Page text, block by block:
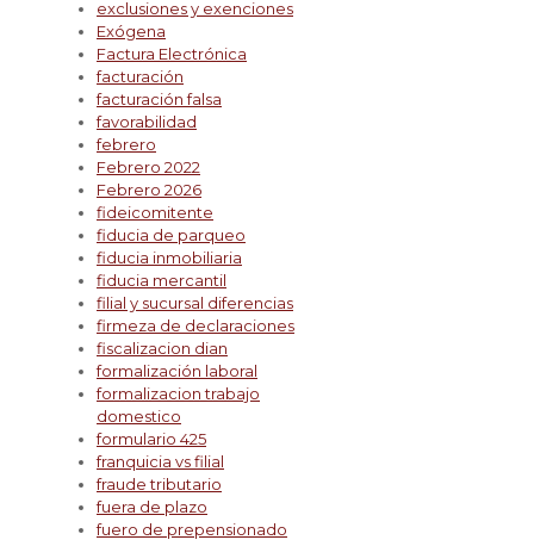
exclusiones y exenciones
Exógena
Factura Electrónica
facturación
facturación falsa
favorabilidad
febrero
Febrero 2022
Febrero 2026
fideicomitente
fiducia de parqueo
fiducia inmobiliaria
fiducia mercantil
filial y sucursal diferencias
firmeza de declaraciones
fiscalizacion dian
formalización laboral
formalizacion trabajo
domestico
formulario 425
franquicia vs filial
fraude tributario
fuera de plazo
fuero de prepensionado